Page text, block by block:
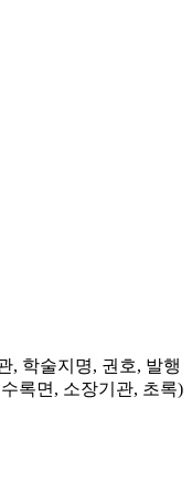
, 학술지명, 권호, 발행
록면, 소장기관, 초록)